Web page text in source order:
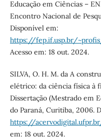
Educação em Ciências –
Encontro Nacional de
Disponível em:
https://fep.if.usp.br/
Acesso em: 18 out. 2024.
SILVA, O. H. M. da A
elétrico: da ciência física à
Dissertação (Mestrado em
do Paraná, Curitiba, 2006.
https://
em: 18 out. 2024.